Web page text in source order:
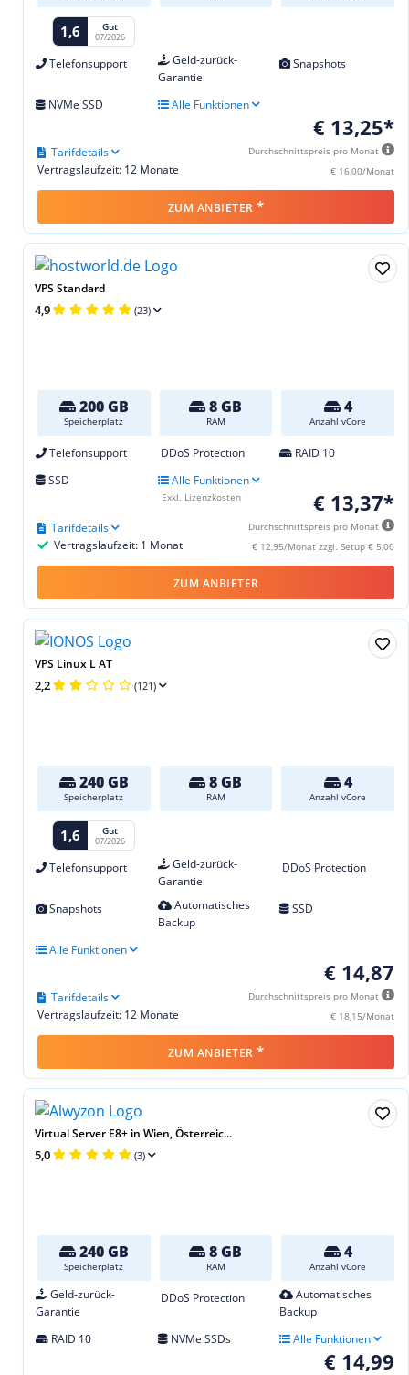
1,6 Gut
07/2026
Telefonsupport
Geld-zurück-
Garantie
Snapshots
NVMe SSD Alle Funktionen
€ 13,25*
Durchschnittspreis pro Monat
€ 16,00/Monat
Vertragslaufzeit: 12 Monate
Tarifdetails
ZUM ANBIETER *
VPS Standard
4,9 (23)
200 GB
Speicherplatz
8 GB
RAM
4
Anzahl vCore
Telefonsupport DDoS Protection
RAID 10
SSD
Alle Funktionen
€ 13,37*
Durchschnittspreis pro Monat
€ 12,95/Monat zzgl. Setup € 5,00
Vertragslaufzeit: 1 Monat
Tarifdetails
Exkl. Lizenzkosten
ZUM ANBIETER
VPS Linux L AT
2,2 (121)
240 GB
Speicherplatz
8 GB
RAM
4
Anzahl vCore
1,6 Gut
07/2026
Telefonsupport
Geld-zurück-
Garantie
DDoS Protection
Snapshots
Automatisches
Backup
SSD
Alle Funktionen
€ 14,87
Durchschnittspreis pro Monat
€ 18,15/Monat
Vertragslaufzeit: 12 Monate
Tarifdetails
ZUM ANBIETER *
Virtual Server E8+ in Wien, Österreic...
5,0 (3)
240 GB
Speicherplatz
8 GB
RAM
4
Anzahl vCore
Geld-zurück-
Garantie
DDoS Protection
Automatisches
Backup
RAID 10
NVMe SSDs Alle Funktionen
€ 14,99